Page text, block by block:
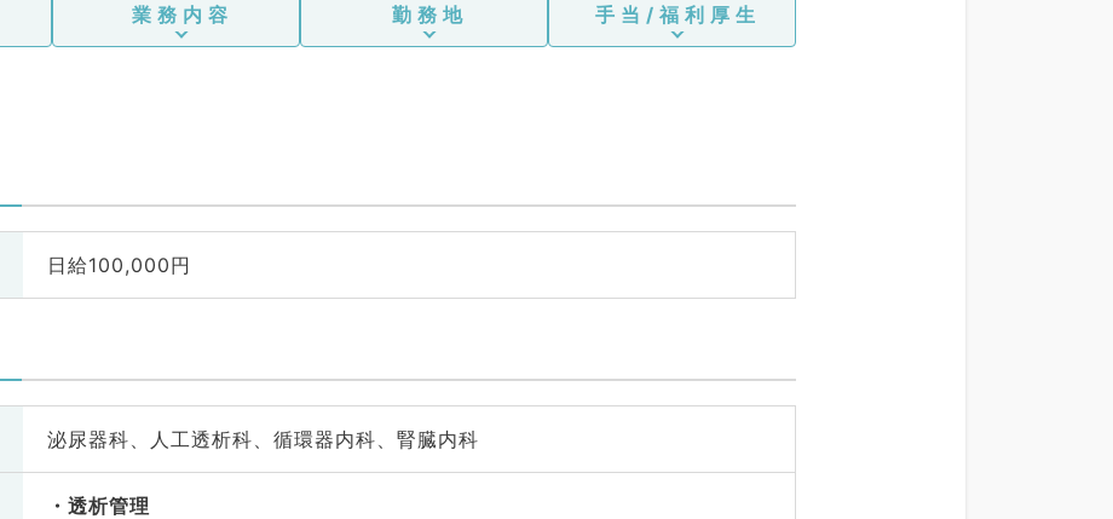
業務内容 勤務地 手当/福利厚生
日給100,000円
泌尿器科、人工透析科、循環器内科、腎臓内科
透析管理